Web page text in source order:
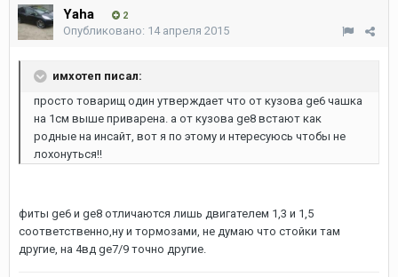
Yaha 2
Опубликовано: 14 апреля 2015
имхотеп писал:
просто товарищ один утверждает что от кузова ge6 чашка
на 1см выше приварена. а от кузова ge8 встают как
родные на инсайт, вот я по этому и нтересуюсь чтобы не
лохонуться!!
фиты ge6 и ge8 отличаются лишь двигателем 1,3 и 1,5
соответственно,ну и тормозами, не думаю что стойки там
другие, на 4вд ge7/9 точно другие.